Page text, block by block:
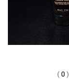
(0 )